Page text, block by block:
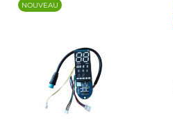
NOUVEAU